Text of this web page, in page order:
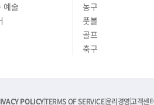
예술
농구
풋볼
골프
축구
POLICYTERMS OF SERVICE윤리경영고객센